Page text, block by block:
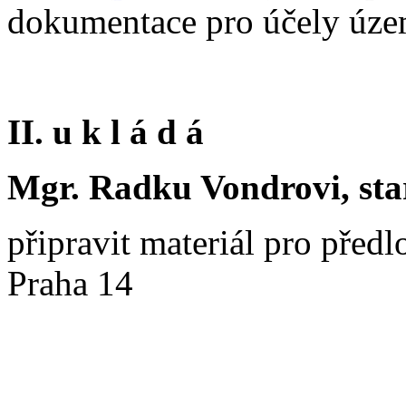
dokumentace pro účely
II. u k l á d á
Mgr. Radku Vondrovi,
připravit materiál pro
Praha 14